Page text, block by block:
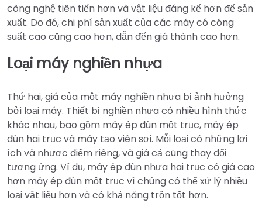
công nghệ tiên tiến hơn và vật liệu đáng kể hơn để sản
xuất. Do đó, chi phí sản xuất của các máy có công
suất cao cũng cao hơn, dẫn đến giá thành cao hơn.
Loại máy nghiền nhựa
Thứ hai, giá của một máy nghiền nhựa bị ảnh hưởng
bởi loại máy. Thiết bị nghiền nhựa có nhiều hình thức
khác nhau, bao gồm máy ép đùn một trục, máy ép
đùn hai trục và máy tạo viên sợi. Mỗi loại có những lợi
ích và nhược điểm riêng, và giá cả cũng thay đổi
tương ứng. Ví dụ, máy ép đùn nhựa hai trục có giá cao
hơn máy ép đùn một trục vì chúng có thể xử lý nhiều
loại vật liệu hơn và có khả năng trộn tốt hơn.